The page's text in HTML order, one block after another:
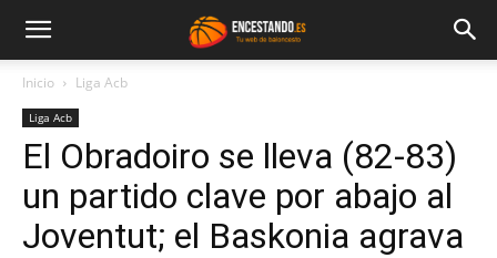
Inicio Liga Acb
Liga Acb
El Obradoiro se lleva (82-83)
un partido clave por abajo al
Joventut; el Baskonia agrava